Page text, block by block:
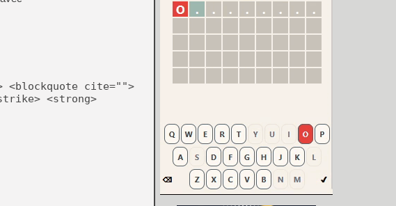
cite="">
<strong>